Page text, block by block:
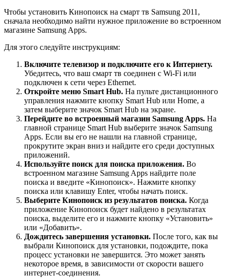
Чтобы установить Кинопоиск на смарт тв Samsung 2011,
сначала необходимо найти нужное приложение во встроенном
магазине Samsung Apps.
Для этого следуйте инструкциям:
Включите телевизор и подключите его к Интернету.
Убедитесь, что ваш смарт тв соединен с Wi-Fi или
подключен к сети через Ethernet.
Откройте меню Smart Hub. На пульте дистанционного
управления нажмите кнопку Smart Hub или Home, а
затем выберите значок Smart Hub на экране.
Перейдите во встроенный магазин Samsung Apps. На
главной странице Smart Hub выберите значок Samsung
Apps. Если вы его не нашли на главной странице,
прокрутите экран вниз и найдите его среди доступных
приложений.
Используйте поиск для поиска приложения. Во
встроенном магазине Samsung Apps найдите поле
поиска и введите «Кинопоиск». Нажмите кнопку
поиска или клавишу Enter, чтобы начать поиск.
Выберите Кинопоиск из результатов поиска. Когда
приложение Кинопоиск будет найдено в результатах
поиска, выделите его и нажмите кнопку «Установить»
или «Добавить».
Дождитесь завершения установки. После того, как вы
выбрали Кинопоиск для установки, подождите, пока
процесс установки не завершится. Это может занять
некоторое время, в зависимости от скорости вашего
интернет-соединения.